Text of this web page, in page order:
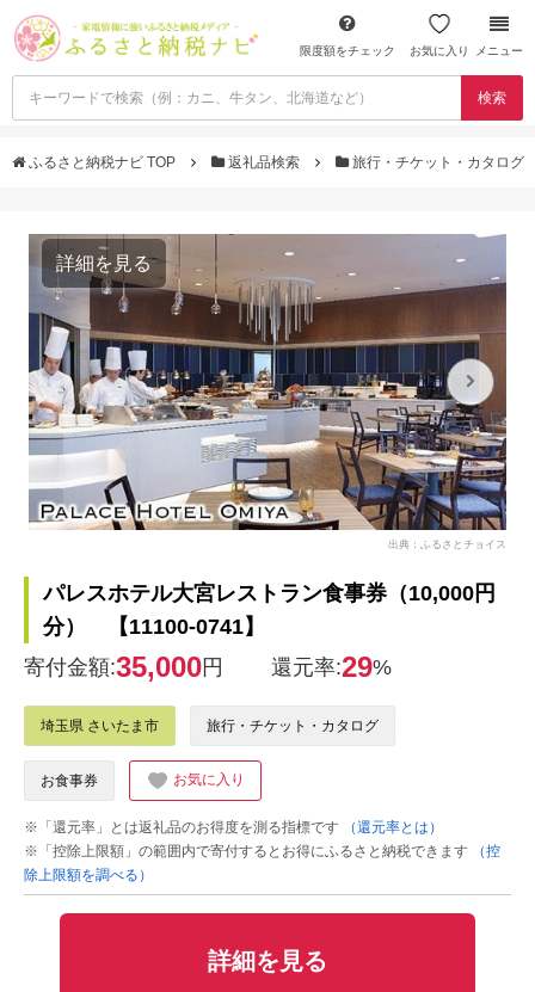
限度額をチェック お気に入り メニュー
検索
ふるさと納税ナビ TOP 返礼品検索 旅行・チケット・カタログ
詳細を見る
出典：ふるさとチョイス
パレスホテル大宮レストラン食事券（10,000円
分） 【11100-0741】
寄付金額:35,000円 還元率:29%
埼玉県 さいたま市 旅行・チケット・カタログ
お食事券 お気に入り
※「還元率」とは返礼品のお得度を測る指標です
（還元率とは）
※「控除上限額」の範囲内で寄付するとお得にふるさと納税できます
（控
除上限額を調べる）
詳細を見る